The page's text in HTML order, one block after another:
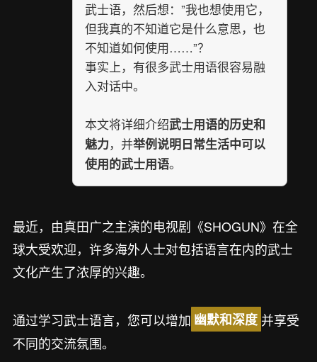
武士语，然后想：”我也想使用它，
但我真的不知道它是什么意思，也
不知道如何使用……”？
事实上，有很多武士用语很容易融
入对话中。
本文将详细介绍武士用语的历史和
魅力，并举例说明日常生活中可以
使用的武士用语。
最近，由真田广之主演的电视剧《SHOGUN》在全
球大受欢迎，许多海外人士对包括语言在内的武士
文化产生了浓厚的兴趣。
通过学习武士语言，您可以增加 幽默和深度 并享受
不同的交流氛围。